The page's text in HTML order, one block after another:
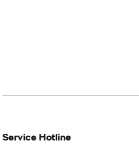
Service Hotline